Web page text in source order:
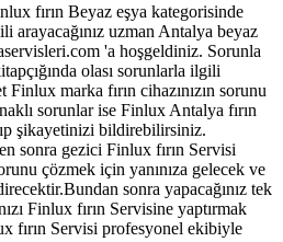
fırın Beyaz eşya kategorisinde
arayacağınız uzman Antalya beyaz
'a hoşgeldiniz. Sorunla
olası sorunlarla ilgili
Finlux marka fırın cihazınızın sorunu
sorunlar ise Finlux Antalya fırın
şikayetinizi bildirebilirsiniz.
sonra gezici Finlux fırın Servisi
çözmek için yanınıza gelecek ve
sonra yapacağınız tek
Finlux fırın Servisine yaptırmak
fırın Servisi profesyonel ekibiyle